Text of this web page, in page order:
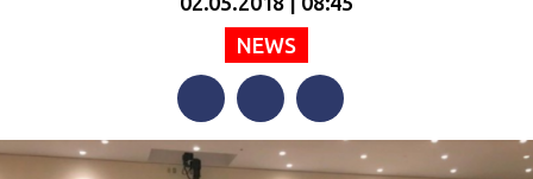
NEWS
FacebookTwitterTelegram